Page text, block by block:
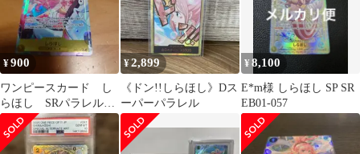
¥900
ワンピースカード し
らほし SRパラレル
OP12-102
¥2,899
《ドン!!しらほし》Dス
ーパーパラレル
¥8,100
E*m様 しらほし SP SR
EB01-057